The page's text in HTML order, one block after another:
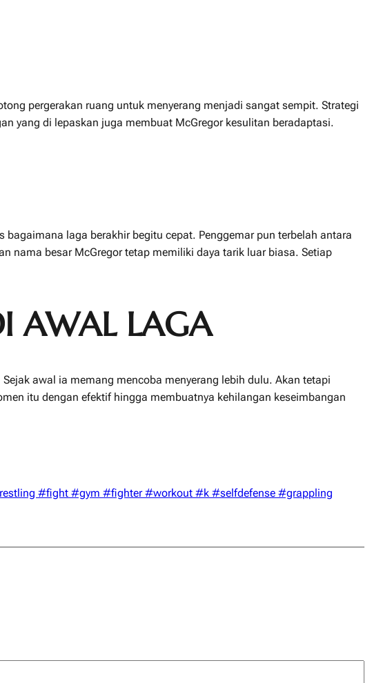
pergerakan ruang untuk menyerang menjadi sangat sempit. Strategi
yang di lepaskan juga membuat McGregor kesulitan beradaptasi.
laga berakhir begitu cepat. Penggemar pun terbelah antara
nama besar McGregor tetap memiliki daya tarik luar biasa. Setiap
AWAL LAGA
awal ia memang mencoba menyerang lebih dulu. Akan tetapi
itu dengan efektif hingga membuatnya kehilangan keseimbangan
#fight #gym #fighter #workout #k #selfdefense #grappling